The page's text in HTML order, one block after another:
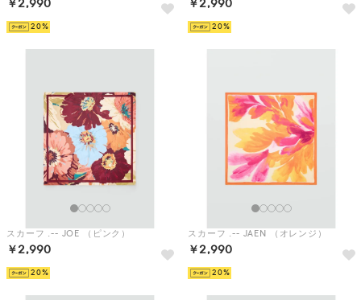
￥2,990
20
￥2,990
20
スカーフ .-- JOE （ピンク）
￥2,990
20
スカーフ .-- JAEN （オレンジ）
￥2,990
20